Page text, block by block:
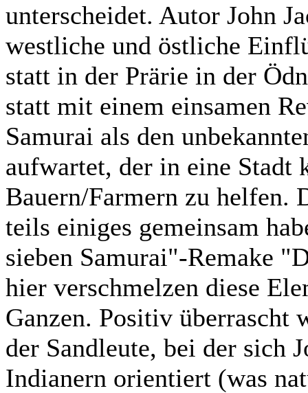
unterscheidet. Autor John
westliche und östliche
statt in der Prärie in der
statt mit einem einsamen
Samurai als den
aufwartet, der in eine Stadt
Bauern/Farmern zu helfen.
teils einiges gemeinsam
sieben Samurai"-Remake
hier verschmelzen diese
Ganzen. Positiv überrascht
der Sandleute, bei der sich
Indianern orientiert (was